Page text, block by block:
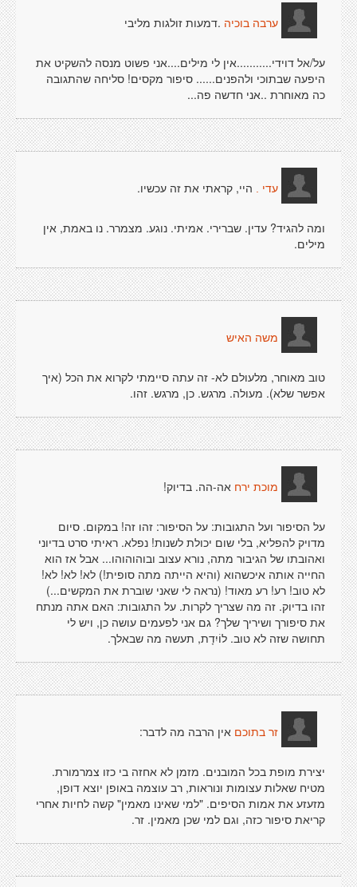
ערבה בוכיה .דמעות זולגות מליבי
על/אל דוידי...........אין לי מילים....אני פשוט מנסה להשקיט את
היפעה שבתוכי ולהפנים...... סיפור מקסים! סליחה שהתגובה
כה מאוחרת ..אני חדשה פה...
עדי . היי, קראתי את זה עכשיו.
ומה להגיד? עדין. שברירי. אמיתי. נוגע. מצמרר. נו באמת, אין
מילים.
משה האיש
טוב מאוחר, מלעולם לא- זה עתה סיימתי לקרוא את הכל (איך
אפשר שלא). מעולה. מרגש. כן, מרגש. זהו.
מוכת ירח אה-הה. בדיוק!
על הסיפור ועל התגובות: על הסיפור: זהו זה! במקום. סיום
מדויק להפליא, בלי שום יכולת לשנות! נפלא. ראיתי סרט בדיוני
ואהובתו של הגיבור מתה, נורא עצוב ובוהוהוהו... אבל אז הוא
החייה אותה איכשהוא (והיא הייתה מתה סופית!) לא! לא! לא!
לא טוב! רע! רע מאוד! (נראה לי שאני שוברת את המקשים...)
זהו בדיוק. זה מה שצריך לקרות. על התגובות: האם אתה מנתח
את סיפורך ושיריך שלך? גם אני לפעמים עושה כן, ויש לי
תחושה שזה לא טוב. לוֹיִדָת, תעשה מה שבאלך.
זר בתוכם אין הרבה מה לדבר:
יצירת מופת בכל המובנים. מזמן לא אחזה בי כזו צמרמורת.
מטיח שאלות עצומות ונוראות, רב עוצמה באופן יוצא דופן,
מזעזע את אמות הסיפים. "למי שאינו מאמין" קשה לחיות אחרי
קריאת סיפור כזה, וגם למי שכן מאמין. זר.